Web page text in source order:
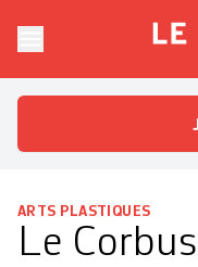
Le
ARTS PLASTIQUES
Le